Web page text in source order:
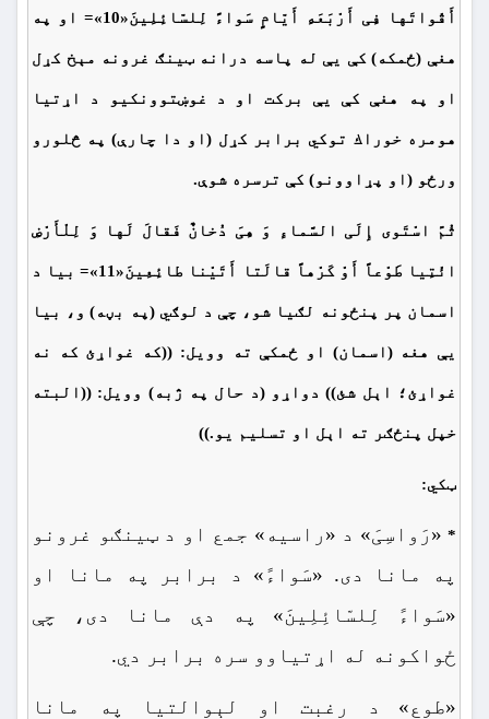
أَقْواتَها فِی أَرْبَعَهِ أَیّامٍ سَواءً لِلسّائِلِینَ«10»= او په
هغې (ځمكه) كې يې له پاسه درانه ټينګ غرونه مېخ كړل
او په هغې كې يې بركت او د غوښتو و نكيو د اړتيا
هومره خوراك توكي برابر كړل (او دا چارې) په څلورو
ورځو (او پړاوونو) كې ترسره شوې.
ثُمَّ اسْتَوی إِلَی السَّماءِ وَ هِیَ دُخانٌ فَقالَ لَها وَ لِلْأَرْضِ
ائْتِیا طَوْعاً أَوْ کَرْهاً قالَتا أَتَیْنا طائِعِینَ«11»= بيا د
اسمان پر پنځونه لګيا شو، چې د لوګي (په بڼه) و، بيا
يې هغه (اسمان) او ځمكې ته وويل: ((كه غواړئ كه نه
غواړئ؛ اېل شئ)) دواړو (د حال په ژبه) وويل: ((البته
خپل پنځګر ته اېل او تسليم يو.))
ټکي:
* «رَواسِیَ» د «راسیه» جمع او د ټینګو غرونو
په مانا دی. «سَواءً» د برابر په مانا او
«سَواءً لِلسّائِلِینَ» په دې مانا دی، چې
ځواکونه له اړتیاوو سره برابر دي.
«طوع» د رغبت او لېوالتیا په مانا